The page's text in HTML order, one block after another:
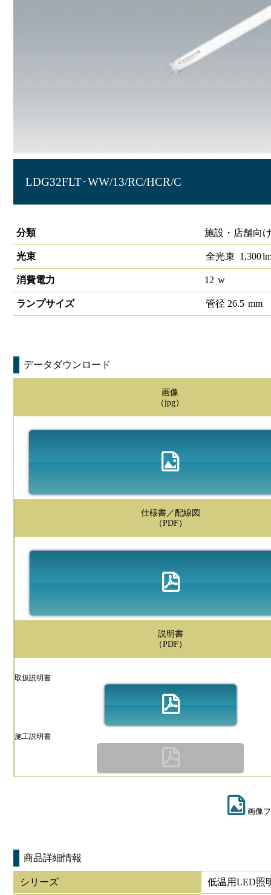
LDG32FLT･WW/13/RC/HCR/C
分類
施設・店舗向
光束 全光束 1,300
消費電力 12 w
ランプサイズ 管径 26.5 mm
データダウンロード
画像
（jpg）
仕様書／配線図
（PDF）
説明書
（PDF）
取扱説明書
施工説明書
画像
商品詳細情報
シリーズ 低温用LED照